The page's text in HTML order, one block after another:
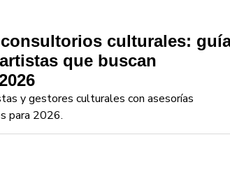
culturales:
que buscan
y gestores culturales con asesorías
para 2026.